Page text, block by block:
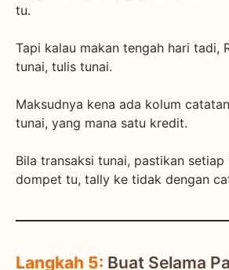
tu.
Tapi kalau makan tengah hari tadi,
tunai, tulis tunai.
Maksudnya kena ada kolum
tunai, yang mana satu kredit.
Bila transaksi tunai, pastikan
dompet tu, tally ke tidak dengan
Langkah 5: Buat Selama